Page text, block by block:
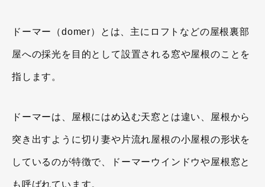
ドーマー（domer）とは、主にロフトなどの屋根裏部
屋への採光を目的として設置される窓や屋根のことを
指します。
ドーマーは、屋根にはめ込む天窓とは違い、屋根から
突き出すように切り妻や片流れ屋根の小屋根の形状を
しているのが特徴で、ドーマーウインドウや屋根窓と
も呼ばれています。